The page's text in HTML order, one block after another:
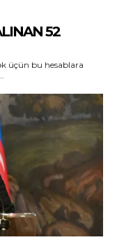
52
üçün bu hesablara